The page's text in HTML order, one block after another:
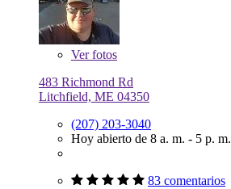
Verfotos
483 Richmond Rd
Litchfield, ME 04350
(207) 203-3040
Hoy abierto de 8 a. m. - 5 p. m.
83 comentarios